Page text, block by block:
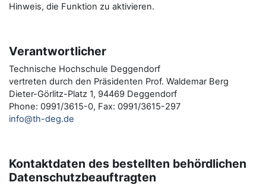
Hinweis, die Funktion zu aktivieren.
Verantwortlicher
Technische Hochschule Deggendorf
vertreten durch den Präsidenten Prof. Waldemar Berg
Dieter-Görlitz-Platz 1, 94469 Deggendorf
Phone: 0991/3615-0, Fax: 0991/3615-297
info@th-deg.de
Kontaktdaten des bestellten behördlichen
Datenschutzbeauftragten